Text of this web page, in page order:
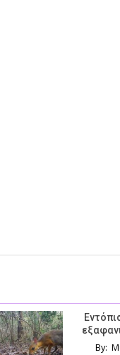
By: